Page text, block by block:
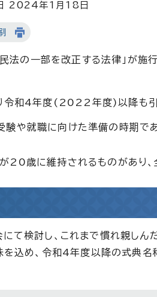
2024年1月18日
法の一部を改正する法律」が
令和4年度(2022年度)以降も引
や就職に向けた準備の時期であ
20歳に維持されるものがあり
て検討し、これまで慣れ親しん
を込め、令和4年度以降の式典